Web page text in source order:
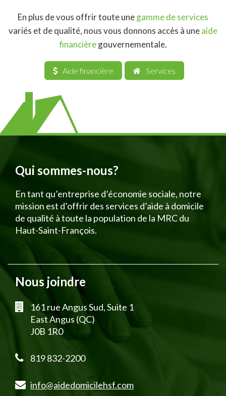
En plus de vous offrir toute unegamme de services
variés et de qualité, nous vous donnons accès à uneaide
financièregouvernementale.
Aide financière Services
Qui sommes-nous?
En tant qu’entreprise d’économie sociale, notre
mission est d’offrir des services d’aide à domicile
de qualité à toute la population de la MRC du
Haut-Saint-François.
Nous joindre
161 rue Angus Sud, Suite 1
East Angus (QC)
J0B 1R0
819 832-2200
info@aidedomicilehsf.com